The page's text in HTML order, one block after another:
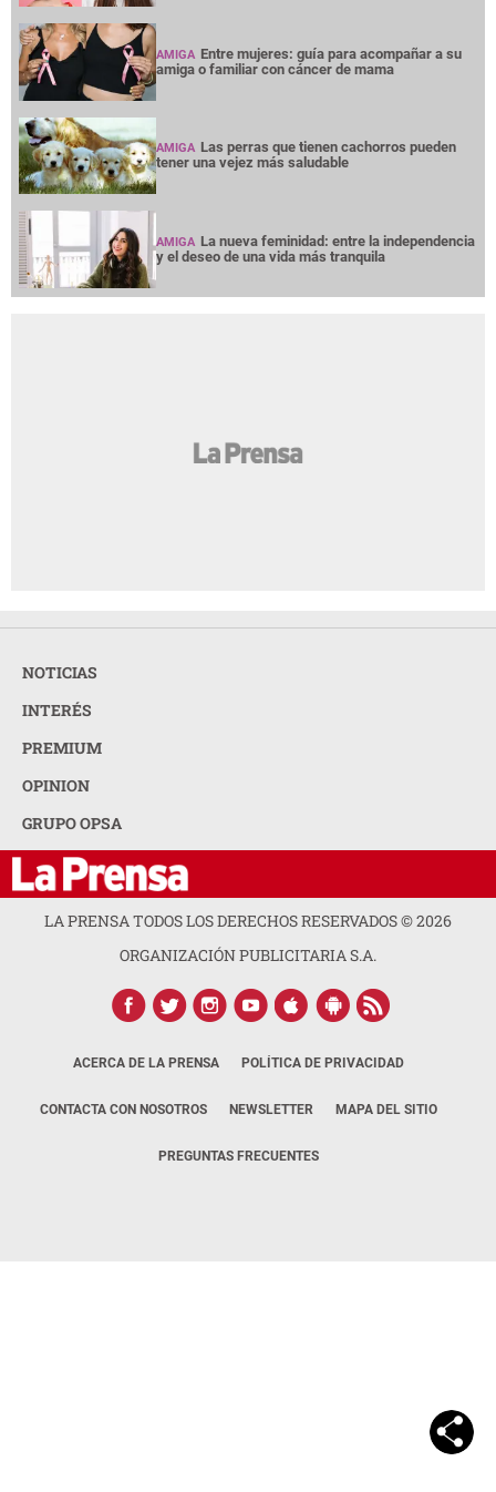
AMIGA Entre mujeres: guía para acompañar a su
amiga o familiar con cáncer de mama
AMIGA Las perras que tienen cachorros pueden
tener una vejez más saludable
AMIGA La nueva feminidad: entre la independencia
y el deseo de una vida más tranquila
NOTICIAS
INTERÉS
PREMIUM
OPINION
GRUPO OPSA
LA PRENSA TODOS LOS DERECHOS RESERVADOS ©2026
ORGANIZACIÓN PUBLICITARIA S.A.
ACERCA DE LA PRENSA POLÍTICA DE PRIVACIDAD
CONTACTA CON NOSOTROS NEWSLETTER MAPA DEL SITIO
PREGUNTAS FRECUENTES